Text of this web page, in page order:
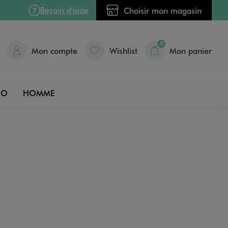
Besoin d'aide Choisir mon magasin
Mon compte Wishlist
0
Mon panier
HOMME